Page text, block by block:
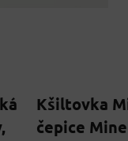
Kšiltovka
čepice